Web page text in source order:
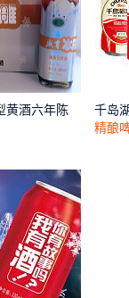
黄酒六年陈
千岛
精酿